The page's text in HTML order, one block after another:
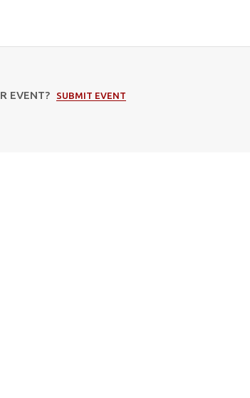
EVENT? SUBMIT EVENT